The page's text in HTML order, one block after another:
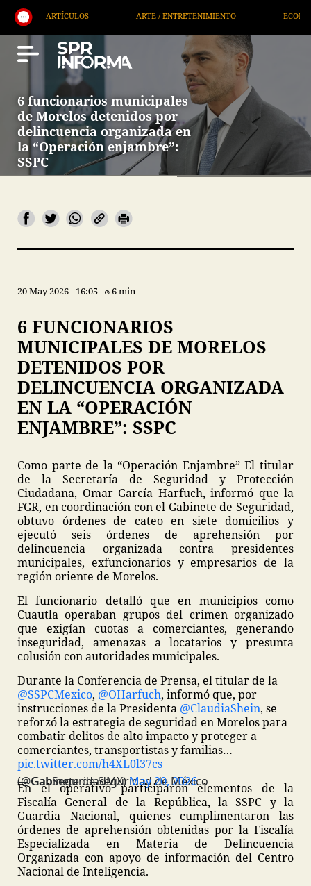
ARTE / ENTRETENIMIENTO ECONOMÍA / NEGOCIOS
6 funcionarios municipales
de Morelos detenidos por
delincuencia organizada en
la “Operación enjambre”:
SSPC
20 May 2026 16:05 6 min
6 FUNCIONARIOS
MUNICIPALES DE MORELOS
DETENIDOS POR
DELINCUENCIA ORGANIZADA
EN LA “OPERACIÓN
ENJAMBRE”: SSPC
Como parte de la “Operación Enjambre” El titular
de la Secretaría de Seguridad y Protección
Ciudadana, Omar García Harfuch, informó que la
FGR, en coordinación con el Gabinete de Seguridad,
obtuvo órdenes de cateo en siete domicilios y
ejecutó seis órdenes de aprehensión por
delincuencia organizada contra presidentes
municipales, exfuncionarios y empresarios de la
región oriente de Morelos.
El funcionario detalló que en municipios como
Cuautla operaban grupos del crimen organizado
que exigían cuotas a comerciantes, generando
inseguridad, amenazas a locatarios y presunta
colusión con autoridades municipales.
Durante la Conferencia de Prensa, el titular de la
@SSPCMexico, @OHarfuch, informó que, por
instrucciones de la Presidenta @ClaudiaShein, se
reforzó la estrategia de seguridad en Morelos para
combatir delitos de alto impacto y proteger a
comerciantes, transportistas y familias…
pic.twitter.com/h4XL0l37cs
— Gabinete de Seguridad de México (@GabSeguridadMX)May 20, 2026
En el operativo participaron elementos de la
Fiscalía General de la República, la SSPC y la
Guardia Nacional, quienes cumplimentaron las
órdenes de aprehensión obtenidas por la Fiscalía
Especializada en Materia de Delincuencia
Organizada con apoyo de información del Centro
Nacional de Inteligencia.